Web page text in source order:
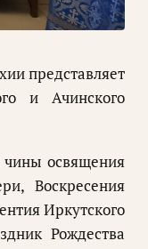
представляет
и Ачинского
чины освящения
Воскресения
Иркутского
Рождества